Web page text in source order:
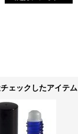
ェックしたアイテム